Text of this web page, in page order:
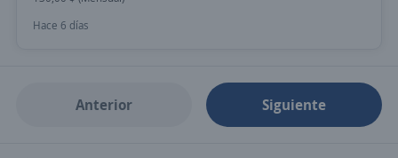
Hace 6 días
Anterior Siguiente